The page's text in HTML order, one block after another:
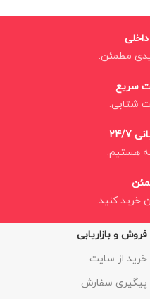
مطمئن.
سریع
شتابی.
24/7
هستیم.
خرید کنید.
فروش و بازاریابی
خرید از سایت
پیگیری سفارش